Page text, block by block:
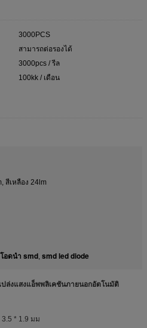
3000PCS
สามารถต่อรองได้
3000pcs / รีล
100kk / เดือน
สีเหลือง 24lm
อดนำ smd, smd led diode
ปล่งแสงแอ็พพลิเคชันภายนอกอัตโนมัติ
* 1.9 มม